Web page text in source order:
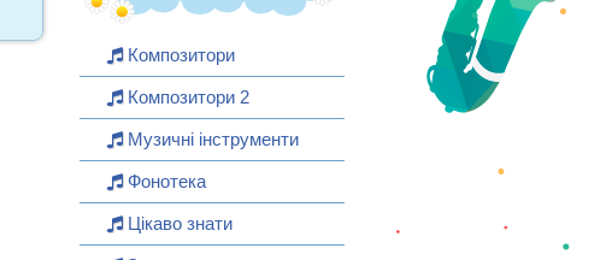
Композитори
Композитори 2
Музичні інструменти
Фонотека
Цікаво знати